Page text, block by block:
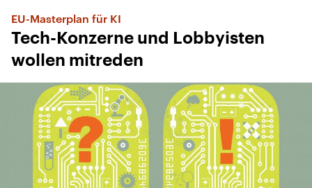
EU-Masterplan für KI
Tech-Konzerne und Lobbyisten
wollen mitreden